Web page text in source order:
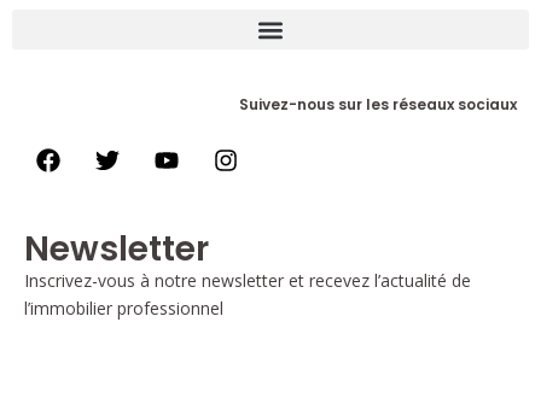
Suivez-nous sur les réseaux sociaux
Newsletter
Inscrivez-vous à notre newsletter et recevez l’actualité de
l’immobilier professionnel